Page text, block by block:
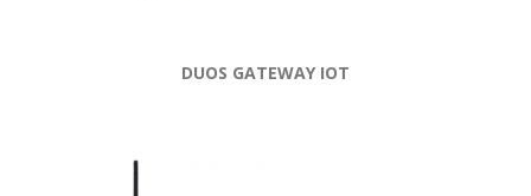
DUOS GATEWAY IOT